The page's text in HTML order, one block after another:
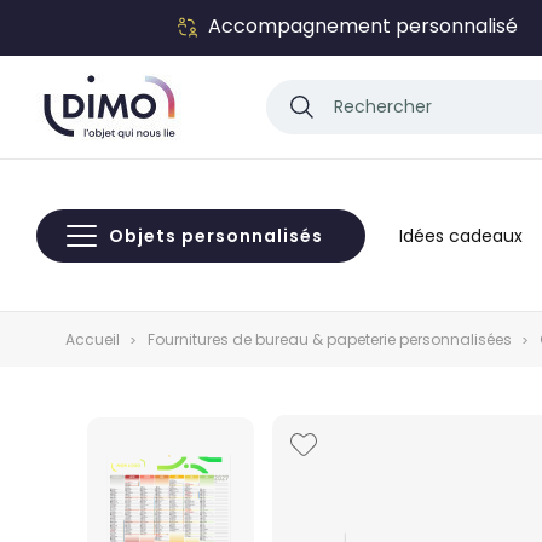
Accompagnement personnalisé
Objets personnalisés Idées cadeaux
Accueil Fournitures de bureau & papeterie personnalisées